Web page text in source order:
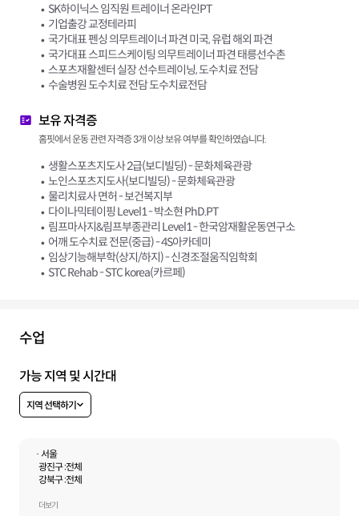
SK하이닉스 임직원 트레이너 온라인PT
기업출강 교정테라피
국가대표 펜싱 의무트레이너 파견 미국, 유럽 해외 파견
국가대표 스피드스케이팅 의무트레이너 파견 태릉선수촌
스포츠재활센터 실장 선수트레이닝, 도수치료 전담
수술병원 도수치료 전담 도수치료전담
보유 자격증
홈핏에서 운동 관련 자격증 3개 이상 보유 여부를 확인하였습니다.
생활스포츠지도사 2급(보디빌딩) - 문화체육관광
노인스포츠지도사(보디빌딩) - 문화체육관광
물리치료사 면허 - 보건복지부
다이나믹테이핑 Level1 - 박소현 PhD.PT
림프마사지&림프부종관리 Level1 - 한국암재활운동연구소
어깨 도수치료 전문(중급) - 4S아카데미
임상기능해부학(상지/하지) - 신경조절움직임학회
STC Rehab - STC korea(카르페)
수업
가능 지역 및 시간대
지역 선택하기
· 서울
광진구 :전체
강북구 :전체
종로구 :
더보기